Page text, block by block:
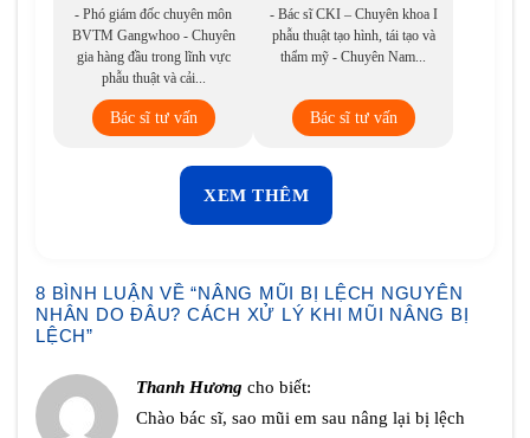
- Phó giám đốc chuyên môn
BVTM Gangwhoo - Chuyên
gia hàng đầu trong lĩnh vực
phẫu thuật và cải...
Bác sĩ tư vấn
- Bác sĩ CKI – Chuyên khoa I
phẫu thuật tạo hình, tái tạo và
thẩm mỹ - Chuyên Nam...
Bác sĩ tư vấn
XEM THÊM
8 BÌNH LUẬN VỀ “NÂNG MŨI BỊ LỆCH NGUYÊN
NHÂN DO ĐÂU? CÁCH XỬ LÝ KHI MŨI NÂNG BỊ
LỆCH”
Thanh Hương cho biết:
Chào bác sĩ, sao mũi em sau nâng lại bị lệch